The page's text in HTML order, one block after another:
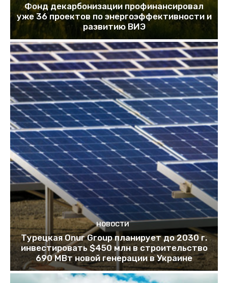
Фонд декарбонизации профинансировал
уже 36 проектов по энергоэффективности и
развитию ВИЭ
НОВОСТИ
Турецкая Onur Group планирует до 2030 г.
инвестировать $450 млн в строительство
690 МВт новой генерации в Украине